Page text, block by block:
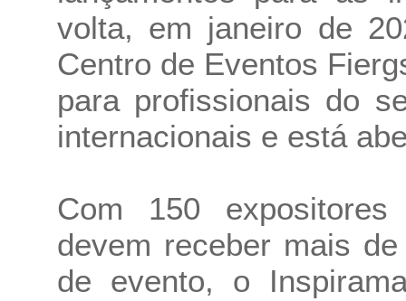
volta, em janeiro de
Centro de Eventos
para profissionais do
internacionais e está
Com 150
devem receber mais
de evento, o